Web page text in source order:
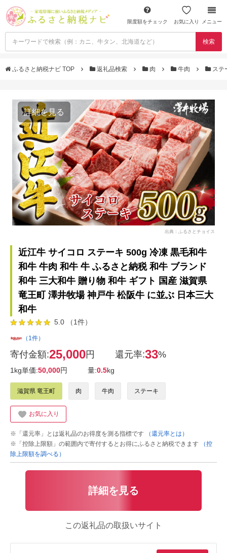
限度額をチェック お気に入り メニュー
検索
ふるさと納税ナビ TOP 返礼品検索 肉 牛肉 ステ
詳細を見る
出典：ふるさとチョイス
近江牛 サイコロ ステーキ 500g 冷凍 黒毛和牛
和牛 牛肉 和牛 牛 ふるさと納税 和牛 ブランド
和牛 三大和牛 贈り物 和牛 ギフト 国産 滋賀県
竜王町 澤井牧場 神戸牛 松阪牛 に並ぶ 日本三大
和牛
5.0 （1件）
（1件）
寄付金額:25,000円 還元率:33%
1kg単価:50,000円 量:0.5kg
滋賀県 竜王町 肉 牛肉 ステーキ
お気に入り
※「還元率」とは返礼品のお得度を測る指標です
（還元率とは）
※「控除上限額」の範囲内で寄付するとお得にふるさと納税できます
（控
除上限額を調べる）
詳細を見る
この返礼品の取扱いサイト